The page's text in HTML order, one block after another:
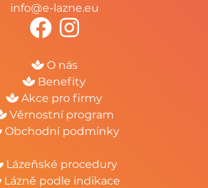
info@e-lazne.eu
O nás
Benefity
Akce pro firmy
Věrnostní program
Obchodní podmínky
Lázeňské procedury
Lázně podle indikace